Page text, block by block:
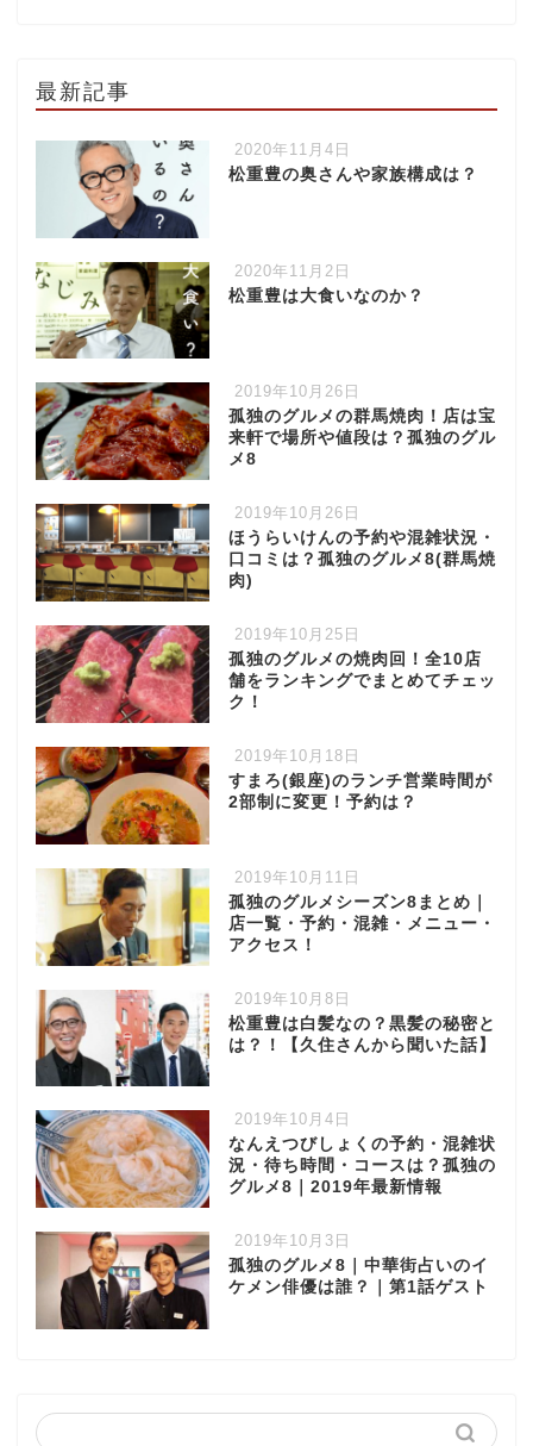
最新記事
2020年11月4日
松重豊の奥さんや家族構成は？
2020年11月2日
松重豊は大食いなのか？
2019年10月26日
孤独のグルメの群馬焼肉！店は宝
来軒で場所や値段は？孤独のグル
メ8
2019年10月26日
ほうらいけんの予約や混雑状況・
口コミは？孤独のグルメ8(群馬焼
肉)
2019年10月25日
孤独のグルメの焼肉回！全10店
舗をランキングでまとめてチェッ
ク！
2019年10月18日
すまろ(銀座)のランチ営業時間が
2部制に変更！予約は？
2019年10月11日
孤独のグルメシーズン8まとめ｜
店一覧・予約・混雑・メニュー・
アクセス！
2019年10月8日
松重豊は白髪なの？黒髪の秘密と
は？！【久住さんから聞いた話】
2019年10月4日
なんえつびしょくの予約・混雑状
況・待ち時間・コースは？孤独の
グルメ8｜2019年最新情報
2019年10月3日
孤独のグルメ8｜中華街占いのイ
ケメン俳優は誰？｜第1話ゲスト